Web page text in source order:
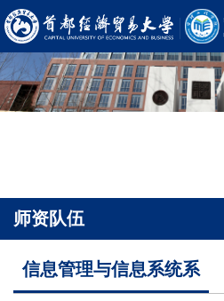
首页 - 师资队伍
师资队伍
信息管理与信息系统系